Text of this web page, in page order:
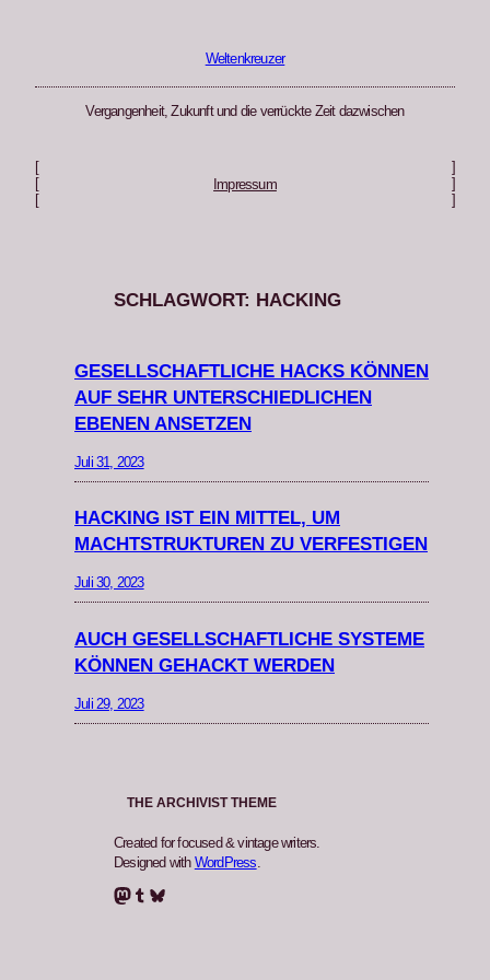
Weltenkreuzer
Vergangenheit, Zukunft und die verrückte Zeit dazwischen
Impressum
SCHLAGWORT: HACKING
GESELLSCHAFTLICHE HACKS KÖNNEN
AUF SEHR UNTERSCHIEDLICHEN
EBENEN ANSETZEN
Juli 31, 2023
HACKING IST EIN MITTEL, UM
MACHTSTRUKTUREN ZU VERFESTIGEN
Juli 30, 2023
AUCH GESELLSCHAFTLICHE SYSTEME
KÖNNEN GEHACKT WERDEN
Juli 29, 2023
THE ARCHIVIST THEME
Created for focused & vintage writers.
Designed with WordPress.
Mastodon Tumblr Bluesky